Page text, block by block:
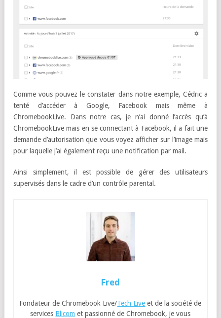
Comme vous pouvez le constater dans notre exemple, Cédric a
tenté d’accéder à Google, Facebook mais même à
ChromebookLive. Dans notre cas, je n’ai donné l’accès qu’à
ChromebookLive mais en se connectant à Facebook, il a fait une
demande d’autorisation que vous voyez afficher sur l’image mais
pour laquelle j’ai également reçu une notification par mail.
Ainsi simplement, il est possible de gérer des utilisateurs
supervisés dans le cadre d’un contrôle parental.
Fred
Fondateur de Chromebook Live/Tech Live et de la société de
services Blicom et passionné de Chromebook, je vous